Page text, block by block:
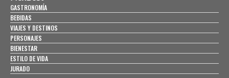
GASTRONOMÍA
BEBIDAS
VIAJES Y DESTINOS
PERSONAJES
BIENESTAR
ESTILO DE VIDA
JURADO